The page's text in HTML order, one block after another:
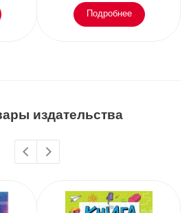
Подробнее
издательства